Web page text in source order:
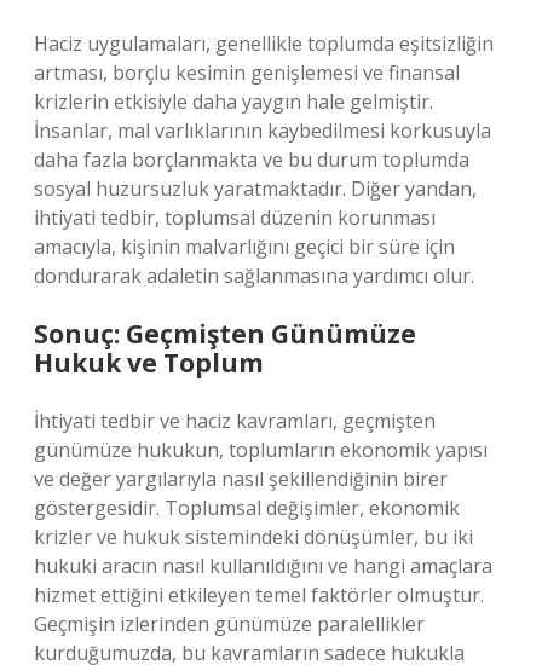
Haciz uygulamaları, genellikle toplumda eşitsizliğin
artması, borçlu kesimin genişlemesi ve finansal
krizlerin etkisiyle daha yaygın hale gelmiştir.
İnsanlar, mal varlıklarının kaybedilmesi korkusuyla
daha fazla borçlanmakta ve bu durum toplumda
sosyal huzursuzluk yaratmaktadır. Diğer yandan,
ihtiyati tedbir, toplumsal düzenin korunması
amacıyla, kişinin malvarlığını geçici bir süre için
dondurarak adaletin sağlanmasına yardımcı olur.
Sonuç: Geçmişten Günümüze
Hukuk ve Toplum
İhtiyati tedbir ve haciz kavramları, geçmişten
günümüze hukukun, toplumların ekonomik yapısı
ve değer yargılarıyla nasıl şekillendiğinin birer
göstergesidir. Toplumsal değişimler, ekonomik
krizler ve hukuk sistemindeki dönüşümler, bu iki
hukuki aracın nasıl kullanıldığını ve hangi amaçlara
hizmet ettiğini etkileyen temel faktörler olmuştur.
Geçmişin izlerinden günümüze paralellikler
kurduğumuzda, bu kavramların sadece hukukla